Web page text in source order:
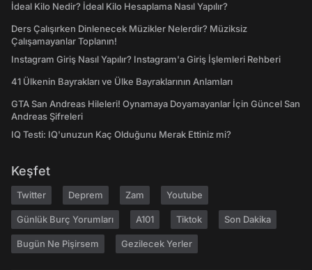
İdeal Kilo Nedir? İdeal Kilo Hesaplama Nasıl Yapılır?
Ders Çalışırken Dinlenecek Müzikler Nelerdir? Müziksiz
Çalışamayanlar Toplanın!
Instagram Giriş Nasıl Yapılır? Instagram'a Giriş İşlemleri Rehberi
41 Ülkenin Bayrakları ve Ülke Bayraklarının Anlamları
GTA San Andreas Hileleri! Oynamaya Doyamayanlar İçin Güncel San
Andreas Şifreleri
IQ Testi: IQ'unuzun Kaç Olduğunu Merak Ettiniz mi?
Keşfet
Twitter Deprem Zam Youtube
Günlük Burç Yorumları A101 Tiktok Son Dakika
Bugün Ne Pişirsem Gezilecek Yerler